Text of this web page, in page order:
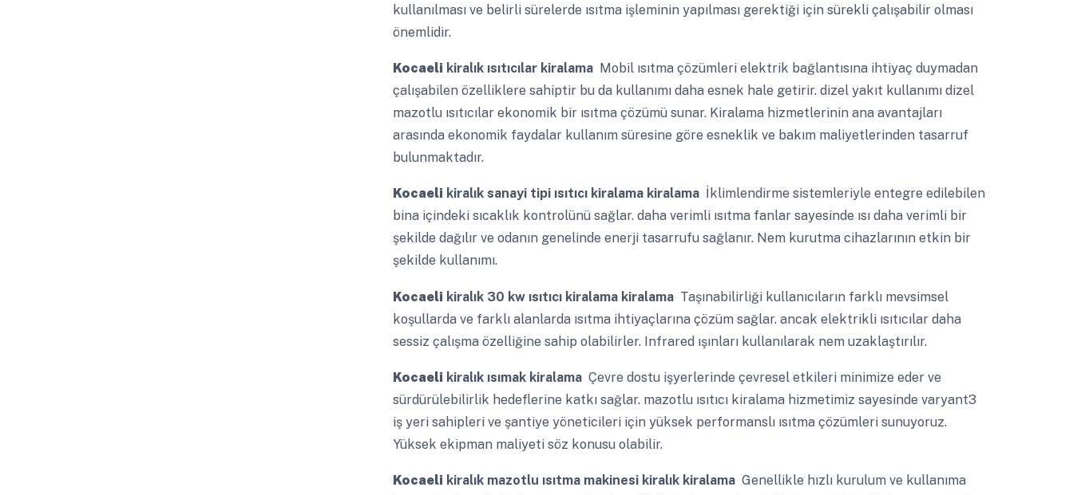
kullanılması ve belirli sürelerde ısıtma işleminin yapılması gerektiği için sürekli çalışabilir olması
önemlidir.
Kocaeli kiralık ısıtıcılar kiralama Mobil ısıtma çözümleri elektrik bağlantısına ihtiyaç duymadan
çalışabilen özelliklere sahiptir bu da kullanımı daha esnek hale getirir. dizel yakıt kullanımı dizel
mazotlu ısıtıcılar ekonomik bir ısıtma çözümü sunar. Kiralama hizmetlerinin ana avantajları
arasında ekonomik faydalar kullanım süresine göre esneklik ve bakım maliyetlerinden tasarruf
bulunmaktadır.
Kocaeli kiralık sanayi tipi ısıtıcı kiralama kiralama İklimlendirme sistemleriyle entegre edilebilen
bina içindeki sıcaklık kontrolünü sağlar. daha verimli ısıtma fanlar sayesinde ısı daha verimli bir
şekilde dağılır ve odanın genelinde enerji tasarrufu sağlanır. Nem kurutma cihazlarının etkin bir
şekilde kullanımı.
Kocaeli kiralık 30 kw ısıtıcı kiralama kiralama Taşınabilirliği kullanıcıların farklı mevsimsel
koşullarda ve farklı alanlarda ısıtma ihtiyaçlarına çözüm sağlar. ancak elektrikli ısıtıcılar daha
sessiz çalışma özelliğine sahip olabilirler. Infrared ışınları kullanılarak nem uzaklaştırılır.
Kocaeli kiralık ısımak kiralama Çevre dostu işyerlerinde çevresel etkileri minimize eder ve
sürdürülebilirlik hedeflerine katkı sağlar. mazotlu ısıtıcı kiralama hizmetimiz sayesinde varyant3
iş yeri sahipleri ve şantiye yöneticileri için yüksek performanslı ısıtma çözümleri sunuyoruz.
Yüksek ekipman maliyeti söz konusu olabilir.
Kocaeli kiralık mazotlu ısıtma makinesi kiralık kiralama Genellikle hızlı kurulum ve kullanıma